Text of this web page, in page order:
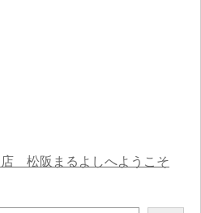
松阪まるよしへようこそ